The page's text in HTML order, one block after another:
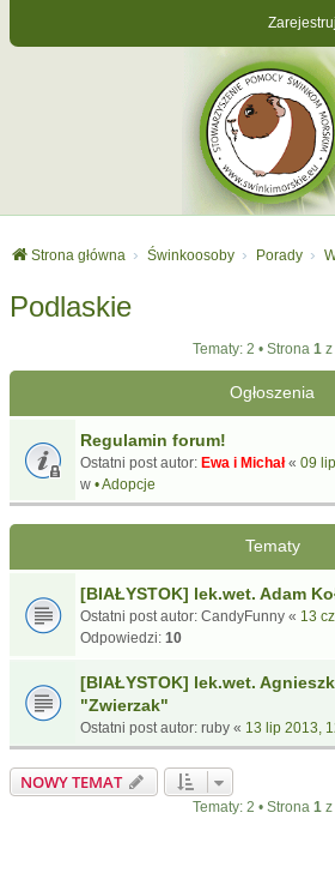
Strona główna Świnkoosoby Porady
Podlaskie
Tematy: 2 • Strona 1z
Ogłoszenia
Regulamin forum!
Ostatni post autor: Ewa i Michał« 09
w • Adopcje
Tematy
[BIAŁYSTOK] lek.wet. Adam
Ostatni post autor: CandyFunny « 13
Odpowiedzi: 10
[BIAŁYSTOK] lek.wet.
"Zwierzak"
Ostatni post autor: ruby « 13 lip 2013,
NOWY TEMAT
Tematy: 2 • Strona 1z